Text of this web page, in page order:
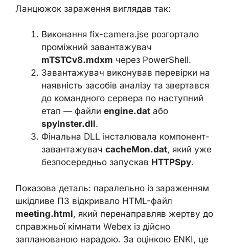
Ланцюжок зараження виглядав так:
Виконання fix-camera.jse розгортало
проміжний завантажувач
mTSTCv8.mdxm через PowerShell.
Завантажувач виконував перевірки на
наявність засобів аналізу та звертався
до командного сервера по наступний
етап — файли engine.dat або
spyInster.dll.
Фінальна DLL інсталювала компонент-
завантажувач cacheMon.dat, який уже
безпосередньо запускав HTTPSpy.
Показова деталь: паралельно із зараженням
шкідливе ПЗ відкривало HTML-файл
meeting.html, який перенаправляв жертву до
справжньої кімнати Webex із дійсно
запланованою нарадою. За оцінкою ENKI, це